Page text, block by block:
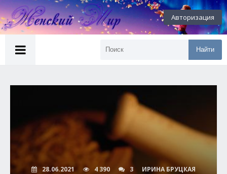
Авторизация
Найти
28.06.2021 4 390 3 ИРИНА БРУЦКАЯ